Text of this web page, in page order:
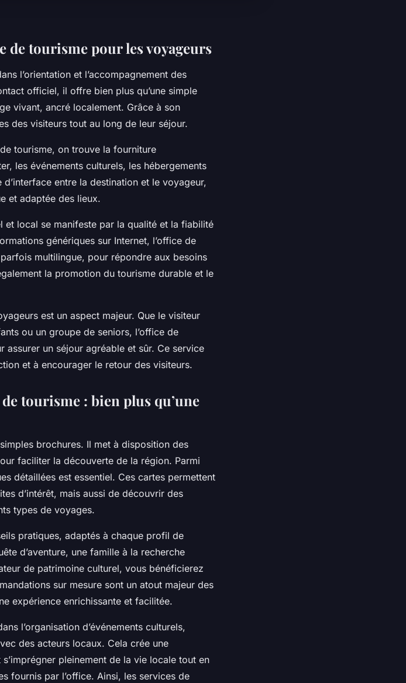
de tourisme pour les voyageurs
l’orientation et l’accompagnement des
officiel, il offre bien plus qu’une simple
vivant, ancré localement. Grâce à son
des visiteurs tout au long de leur séjour.
tourisme, on trouve la fourniture
les événements culturels, les hébergements
entre la destination et le voyageur,
et adaptée des lieux.
et local se manifeste par la qualité et la fiabilité
génériques sur Internet, l’office de
multilingue, pour répondre aux besoins
la promotion du tourisme durable et le
est un aspect majeur. Que le visiteur
ou un groupe de seniors, l’office de
un séjour agréable et sûr. Ce service
et à encourager le retour des visiteurs.
tourisme : bien plus qu’une
brochures. Il met à disposition des
faciliter la découverte de la région. Parmi
détaillées est essentiel. Ces cartes permettent
d’intérêt, mais aussi de découvrir des
types de voyages.
pratiques, adaptés à chaque profil de
d’aventure, une famille à la recherche
de patrimoine culturel, vous bénéficierez
sur mesure sont un atout majeur des
expérience enrichissante et facilitée.
l’organisation d’événements culturels,
des acteurs locaux. Cela crée une
pleinement de la vie locale tout en
fournis par l’office. Ainsi, les services de